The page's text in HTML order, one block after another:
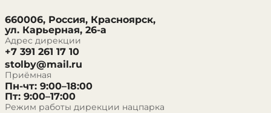
660006, Россия, Красноярск,
ул. Карьерная, 26-а
Адрес дирекции
+7 391 261 17 10
stolby@mail.ru
Приёмная
Пн-чт: 9:00–18:00
Пт: 9:00–17:00
Режим работы дирекции нацпарка